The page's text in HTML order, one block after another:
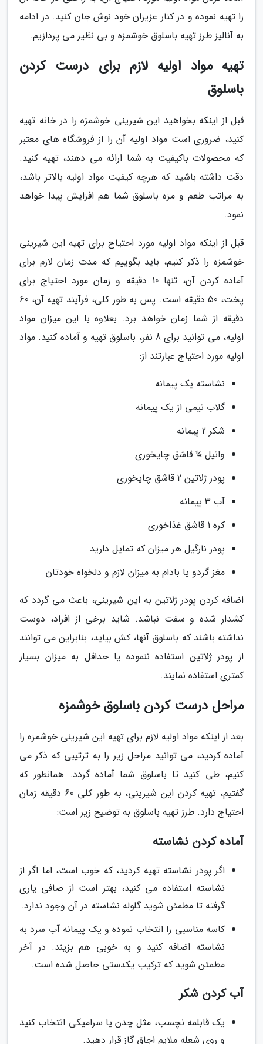
را تهیه نموده و در کنار عزیزان خود نوش جان کنید. در ادامه
به آنالیز طرز تهیه باسلوق خوشمزه و بی نظیر می پردازیم.
تهیه مواد اولیه لازم برای درست کردن
باسلوق
قبل از اینکه بخواهید این شیرینی خوشمزه را در خانه تهیه
کنید، ضروری است مواد اولیه آن را از فروشگاه های معتبر
که محصولات باکیفیت به شما ارائه می دهند، تهیه کنید.
دقت داشته باشید که هرچه کیفیت مواد اولیه بالاتر باشد،
به مراتب طعم و مزه باسلوق شما هم افزایش پیدا خواهد
نمود.
قبل از اینکه مواد اولیه مورد احتیاج برای تهیه این شیرینی
خوشمزه را ذکر کنیم، باید بگوییم که مدت زمان لازم برای
آماده کردن آن، تنها 10 دقیقه و زمان مورد احتیاج برای
پخت، 50 دقیقه است. پس به طور کلی، فرآیند تهیه آن، 60
دقیقه از شما زمان خواهد برد. بعلاوه با این میزان مواد
اولیه، می توانید برای 8 نفر، باسلوق تهیه و آماده کنید. مواد
اولیه مورد احتیاج عبارتند از:
نشاسته یک پیمانه
گلاب نیمی از یک پیمانه
شکر 2 پیمانه
وانیل ¼ قاشق چایخوری
پودر ژلاتین 2 قاشق چایخوری
آب 3 پیمانه
کره 1 قاشق غذاخوری
پودر نارگیل هر میزان که تمایل دارید
مغز گردو یا بادام به میزان لازم و دلخواه خودتان
اضافه کردن پودر ژلاتین به این شیرینی، باعث می گردد که
کشدار شده و سفت نباشد. شاید برخی از افراد، دوست
نداشته باشند که باسلوق آنها، کش بیاید، بنابراین می توانند
از پودر ژلاتین استفاده ننموده یا حداقل به میزان بسیار
کمتری استفاده نمایند.
مراحل درست کردن باسلوق خوشمزه
بعد از اینکه مواد اولیه لازم برای تهیه این شیرینی خوشمزه را
آماده کردید، می توانید مراحل زیر را به ترتیبی که ذکر می
کنیم، طی کنید تا باسلوق شما آماده گردد. همانطور که
گفتیم، تهیه کردن این شیرینی، به طور کلی 60 دقیقه زمان
احتیاج دارد. طرز تهیه باسلوق به توضیح زیر است:
آماده کردن نشاسته
اگر پودر نشاسته تهیه کردید، که خوب است، اما اگر از
نشاسته استفاده می کنید، بهتر است از صافی یاری
گرفته تا مطمئن شوید گلوله نشاسته در آن وجود ندارد.
کاسه مناسبی را انتخاب نموده و یک پیمانه آب سرد به
نشاسته اضافه کنید و به خوبی هم بزیند. در آخر
مطمئن شوید که ترکیب یکدستی حاصل شده است.
آب کردن شکر
یک قابلمه نچسب، مثل چدن یا سرامیکی انتخاب کنید
و روی شعله ملایم اجاق گاز قرار دهید.